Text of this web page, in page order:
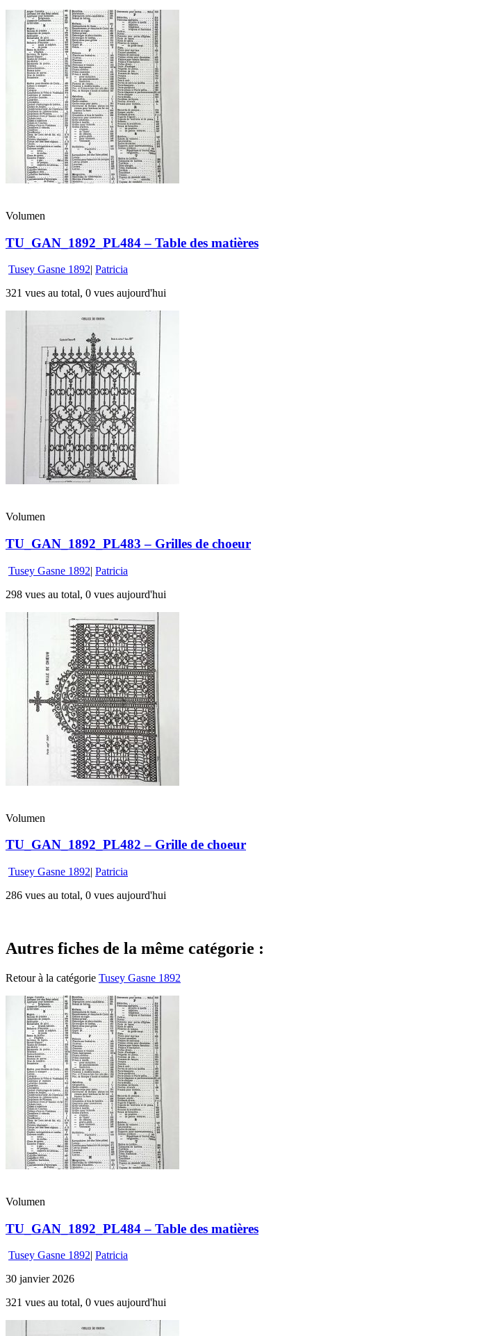
Volumen
TU_GAN_1892_PL484 – Table des matières
Tusey Gasne 1892| Patricia
321 vues au total, 0 vues aujourd'hui
Volumen
TU_GAN_1892_PL483 – Grilles de choeur
Tusey Gasne 1892| Patricia
298 vues au total, 0 vues aujourd'hui
Volumen
TU_GAN_1892_PL482 – Grille de choeur
Tusey Gasne 1892| Patricia
286 vues au total, 0 vues aujourd'hui
Autres fiches de la même catégorie :
Retour à la catégorie Tusey Gasne 1892
Volumen
TU_GAN_1892_PL484 – Table des matières
Tusey Gasne 1892| Patricia
30 janvier 2026
321 vues au total, 0 vues aujourd'hui